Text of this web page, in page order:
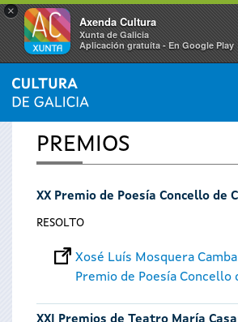
×
Axenda Cultura
Xunta de Galicia
Aplicación gratuíta - En Google Play
Vostede
está
aquí
INICIO
PREMIOS
XX Premio de Poesía Concello de
RESOLTO
Xosé Luís Mosquera
Premio de Poesía Concello